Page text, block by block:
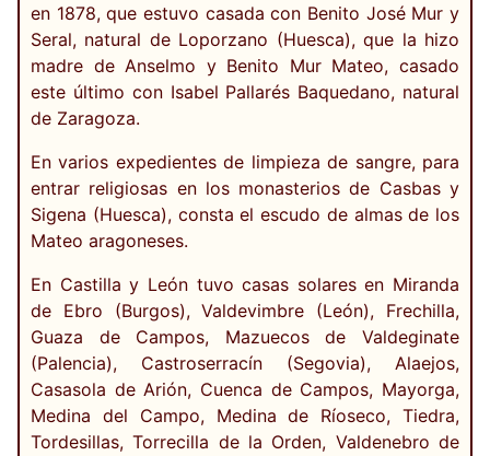
en 1878, que estuvo casada con Benito José Mur y
Seral, natural de Loporzano (Huesca), que la hizo
madre de Anselmo y Benito Mur Mateo, casado
este último con Isabel Pallarés Baquedano, natural
de Zaragoza.
En varios expedientes de limpieza de sangre, para
entrar religiosas en los monasterios de Casbas y
Sigena (Huesca), consta el escudo de almas de los
Mateo aragoneses.
En Castilla y León tuvo casas solares en Miranda
de Ebro (Burgos), Valdevimbre (León), Frechilla,
Guaza de Campos, Mazuecos de Valdeginate
(Palencia), Castroserracín (Segovia), Alaejos,
Casasola de Arión, Cuenca de Campos, Mayorga,
Medina del Campo, Medina de Ríoseco, Tiedra,
Tordesillas, Torrecilla de la Orden, Valdenebro de